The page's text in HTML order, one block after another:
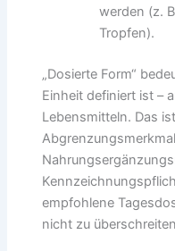
werden (z.
Tropfen).
„Dosierte Form“
Einheit definiert ist –
Lebensmitteln. Das
empfohlene
nicht zu